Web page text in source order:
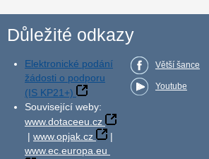
Důležité odkazy
Elektronické podání
žádosti o podporu
(IS KP21+)
Související weby:
www.dotaceeu.cz
| www.opjak.cz
|
www.ec.europa.eu
Větší šance
Youtube